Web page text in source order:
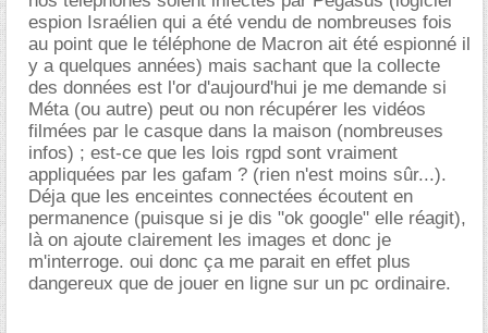
espion Israélien qui a été vendu de nombreuses fois
au point que le téléphone de Macron ait été espionné il
y a quelques années) mais sachant que la collecte
des données est l'or d'aujourd'hui je me demande si
Méta (ou autre) peut ou non récupérer les vidéos
filmées par le casque dans la maison (nombreuses
infos) ; est-ce que les lois rgpd sont vraiment
appliquées par les gafam ? (rien n'est moins sûr...).
Déja que les enceintes connectées écoutent en
permanence (puisque si je dis "ok google" elle réagit),
là on ajoute clairement les images et donc je
m'interroge. oui donc ça me parait en effet plus
dangereux que de jouer en ligne sur un pc ordinaire.